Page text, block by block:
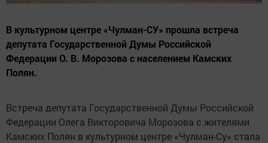
В культурном центре «Чулман-СУ» прошла встреча
депутата Государственной Думы Российской
Федерации О. В. Морозова с населением Камских
Полян.
Встреча депутата Государственной Думы Российской
Федерации Олега Викторовича Морозова с жителями
Камских Полян в культурном центре «Чулман-Су» стала